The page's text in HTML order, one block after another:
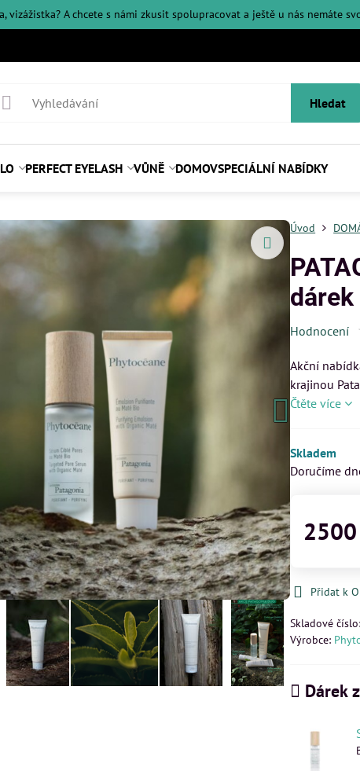
vizážistka? A chcete s námi zkusit spolupracovat a ještě u nás nemáte
Hledat
PERFECT EYELASH VŮNĚ DOMOVSPECIÁLNÍ NABÍDKY
Úvod
dárek
Hodnocení
Akční
krajinou
Čtěte více
Skladem
Doručíme
Přidat k
Skladové
Výrobce:
Dárek
pleť + dárek
NOVINKA
ROZJASŇUJÍCÍ MAKE UP SPF 50